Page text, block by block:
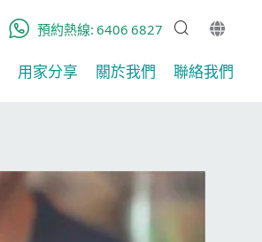
預約熱線:6406 6827
用家分享​ 關於我們 聯絡我們